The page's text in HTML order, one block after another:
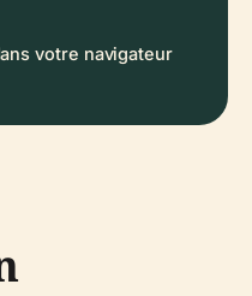
votre navigateur